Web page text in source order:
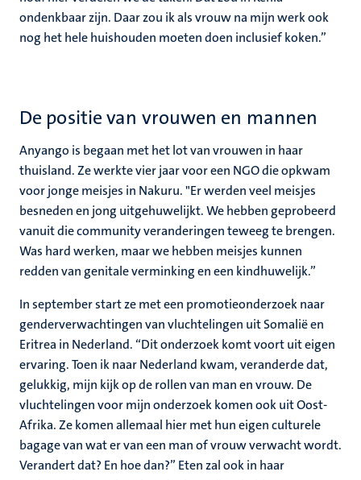
ondenkbaar zijn. Daar zou ik als vrouw na mijn werk ook
nog het hele huishouden moeten doen inclusief koken.”
De positie van vrouwen en mannen
Anyango is begaan met het lot van vrouwen in haar
thuisland. Ze werkte vier jaar voor een NGO die opkwam
voor jonge meisjes in Nakuru. "Er werden veel meisjes
besneden en jong uitgehuwelijkt. We hebben geprobeerd
vanuit die community veranderingen teweeg te brengen.
Was hard werken, maar we hebben meisjes kunnen
redden van genitale verminking en een kindhuwelijk.”
In september start ze met een promotieonderzoek naar
genderverwachtingen van vluchtelingen uit Somalië en
Eritrea in Nederland. “Dit onderzoek komt voort uit eigen
ervaring. Toen ik naar Nederland kwam, veranderde dat,
gelukkig, mijn kijk op de rollen van man en vrouw. De
vluchtelingen voor mijn onderzoek komen ook uit Oost-
Afrika. Ze komen allemaal hier met hun eigen culturele
bagage van wat er van een man of vrouw verwacht wordt.
Verandert dat? En hoe dan?” Eten zal ook in haar